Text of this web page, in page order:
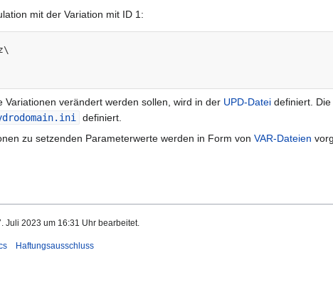
mit der Variation mit ID 1:
Variationen verändert werden sollen, wird in der UPD-Datei definiert.
definiert.
zu setzenden Parameterwerte werden in Form von VAR-Dateien
Juli 2023 um 16:31 Uhr bearbeitet.
Haftungsausschluss